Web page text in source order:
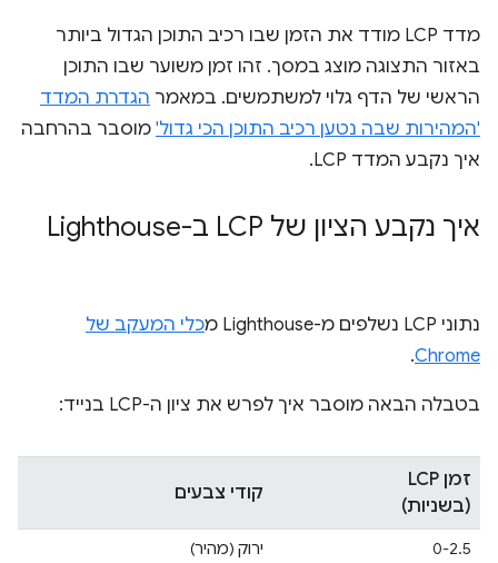
מדד LCP מודד את הזמן שבו רכיב התוכן הגדול ביותר
באזור התצוגה מוצג במסך. זהו זמן משוער שבו התוכן
הראשי של הדף גלוי למשתמשים. במאמר הגדרת המדד
'המהירות שבה נטען רכיב התוכן הכי גדול' מוסבר בהרחבה
איך נקבע המדד LCP.
איך נקבע הציון של LCP ב-Lighthouse
נתוני LCP נשלפים מ-Lighthouse מ
כלי המעקב של
Chrome
.
בטבלה הבאה מוסבר איך לפרש את ציון ה-LCP בנייד:
זמן LCP
(בשניות)
קודי צבעים
0-2.5 ירוק (מהיר)